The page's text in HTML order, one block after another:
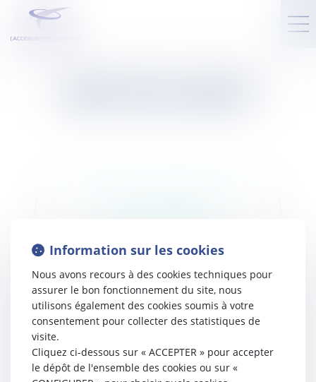
RDV EN LIGNE SEILHAC
Information sur les cookies
Nous avons recours à des cookies techniques pour
assurer le bon fonctionnement du site, nous
utilisons également des cookies soumis à votre
consentement pour collecter des statistiques de
visite.
Cliquez ci-dessous sur « ACCEPTER » pour accepter
le dépôt de l'ensemble des cookies ou sur «